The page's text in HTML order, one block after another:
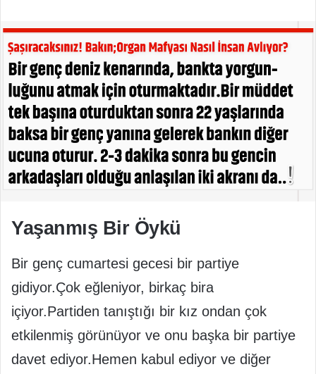
Yaşanmış Bir Öykü
Bir genç cumartesi gecesi bir partiye
gidiyor.Çok eğleniyor, birkaç bira
içiyor.Partiden tanıştığı bir kız ondan çok
etkilenmiş görünüyor ve onu başka bir partiye
davet ediyor.Hemen kabul ediyor ve diğer